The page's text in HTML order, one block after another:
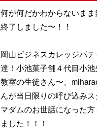
何が何だかわからないま
終了しました〜！！
岡山ビジネスカレッジパ
達！小池菓子舗４代目小
教室の生徒さん〜、
んが当日限りの呼び込み
マダムのお世話になった
ました！！！